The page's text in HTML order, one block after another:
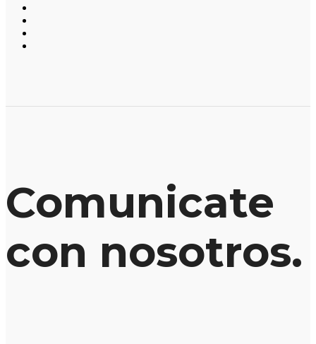
Comunicate
con nosotros.